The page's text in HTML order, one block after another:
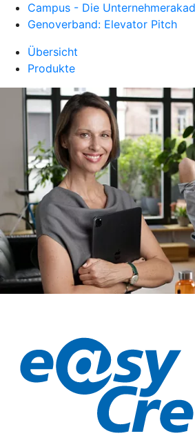
Campus - Die
Genoverband: Elevator Pitch
Übersicht
Produkte